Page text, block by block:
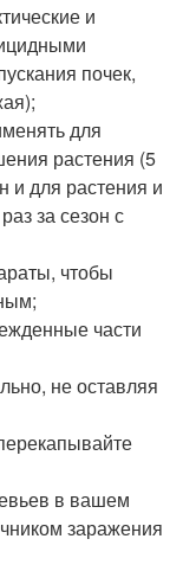
и
почек,
для
растения (5
и для растения и
за сезон с
чтобы
части
не оставляя
в вашем
заражения